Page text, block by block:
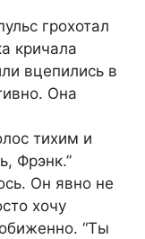
грохотал
кричала
вцепились в
Она
тихим и
Фрэнк.”
Он явно не
хочу
“Ты